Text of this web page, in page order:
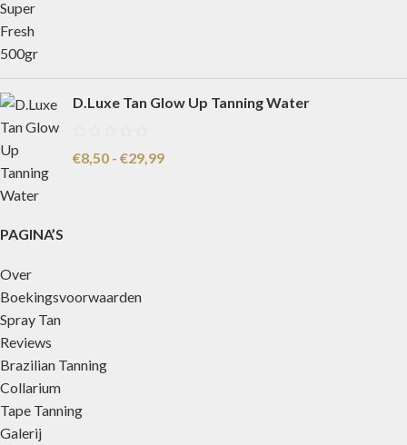
D.Luxe Tan Glow Up Tanning Water
€8,50 - €29,99
PAGINA’S
Over
Boekingsvoorwaarden
Spray Tan
Reviews
Brazilian Tanning
Collarium
Tape Tanning
Galerij